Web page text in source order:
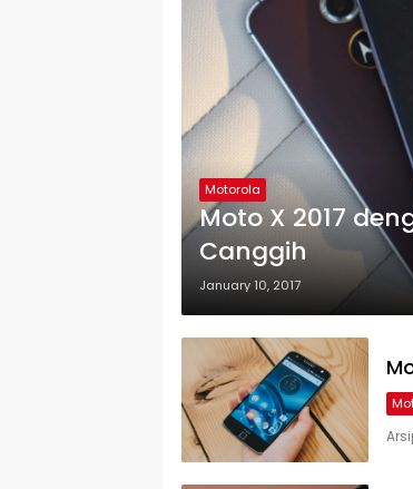
Motorola
Moto X 2017
Canggih
January 10, 2017